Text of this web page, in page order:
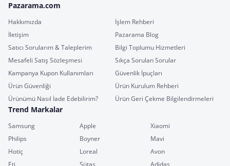
Pazarama.com
Hakkımızda
İşlem Rehberi
İletişim
Pazarama Blog
Satıcı Sorularım & Taleplerim
Bilgi Toplumu Hizmetleri
Mesafeli Satış Sözleşmesi
Sıkça Sorulan Sorular
Kampanya Kupon Kullanımları
Güvenlik İpuçları
Ürün Güvenliği
Ürün Kurulum Rehberi
Ürünümü Nasıl İade Edebilirim?
Ürün Geri Çekme Bilgilendirmeleri
Trend Markalar
Samsung Apple
Xiaomi
Philips
Boyner
Mavi
Hotiç
Loreal
Avon
Eti
Sütaş
Adidas